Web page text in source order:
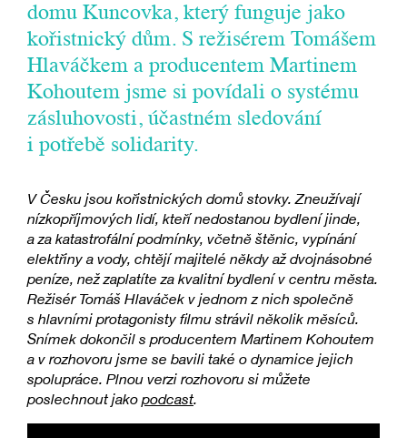
domu Kuncovka, který funguje jako
kořistnický dům. S režisérem Tomášem
Hlaváčkem a producentem Martinem
Kohoutem jsme si povídali o systému
zásluhovosti, účastném sledování
i potřebě solidarity.
V Česku jsou kořistnických domů stovky. Zneužívají
nízkopříjmových lidí, kteří nedostanou bydlení jinde,
a za katastrofální podmínky, včetně štěnic, vypínání
elektřiny a vody, chtějí majitelé někdy až dvojnásobné
peníze, než zaplatíte za kvalitní bydlení v centru města.
Režisér Tomáš Hlaváček v jednom z nich společně
s hlavními protagonisty filmu strávil několik měsíců.
Snímek dokončil s producentem Martinem Kohoutem
a v rozhovoru jsme se bavili také o dynamice jejich
spolupráce. Plnou verzi rozhovoru si můžete
poslechnout jako podcast.